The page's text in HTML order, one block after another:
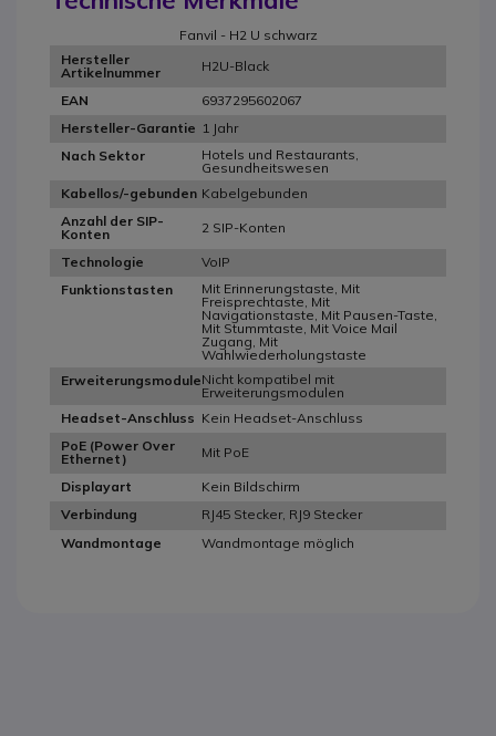
Fanvil - H2 U schwarz
Hersteller
Artikelnummer
H2U-Black
EAN
6937295602067
Hersteller-Garantie 1 Jahr
Nach Sektor
Hotels und Restaurants,
Gesundheitswesen
Kabellos/-gebunden Kabelgebunden
Anzahl der SIP-
Konten
2 SIP-Konten
Technologie
VoIP
Funktionstasten
Mit Erinnerungstaste, Mit
Freisprechtaste, Mit
Navigationstaste, Mit Pausen-Taste,
Mit Stummtaste, Mit Voice Mail
Zugang, Mit
Wahlwiederholungstaste
ErweiterungsmoduleNicht kompatibel mit
Erweiterungsmodulen
Headset-Anschluss Kein Headset-Anschluss
PoE (Power Over
Ethernet)
Mit PoE
Displayart
Kein Bildschirm
Verbindung
RJ45 Stecker, RJ9 Stecker
Wandmontage
Wandmontage möglich